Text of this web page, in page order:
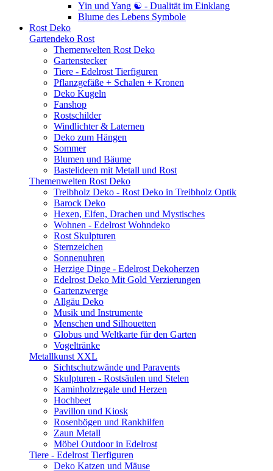
Yin und Yang ☯ - Dualität im Einklang
Blume des Lebens Symbole
Rost Deko
Gartendeko Rost
Themenwelten Rost Deko
Gartenstecker
Tiere - Edelrost Tierfiguren
Pflanzgefäße + Schalen + Kronen
Deko Kugeln
Fanshop
Rostschilder
Windlichter & Laternen
Deko zum Hängen
Sommer
Blumen und Bäume
Bastelideen mit Metall und Rost
Themenwelten Rost Deko
Treibholz Deko - Rost Deko in Treibholz Optik
Barock Deko
Hexen, Elfen, Drachen und Mystisches
Wohnen - Edelrost Wohndeko
Rost Skulpturen
Sternzeichen
Sonnenuhren
Herzige Dinge - Edelrost Dekoherzen
Edelrost Deko Mit Gold Verzierungen
Gartenzwerge
Allgäu Deko
Musik und Instrumente
Menschen und Silhouetten
Globus und Weltkarte für den Garten
Vogeltränke
Metallkunst XXL
Sichtschutzwände und Paravents
Skulpturen - Rostsäulen und Stelen
Kaminholzregale und Herzen
Hochbeet
Pavillon und Kiosk
Rosenbögen und Rankhilfen
Zaun Metall
Möbel Outdoor in Edelrost
Tiere - Edelrost Tierfiguren
Deko Katzen und Mäuse